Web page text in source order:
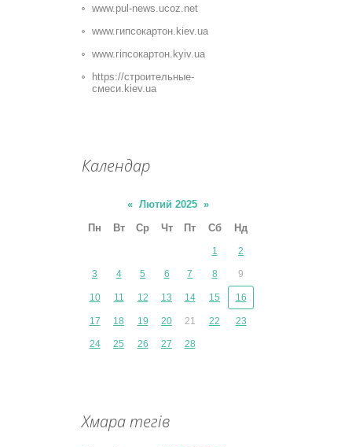
www.pul-news.ucoz.net
www.гипсокартон.kiev.ua
www.гіпсокартон.kyiv.ua
https://строительные-
смеси.kiev.ua
Календар
« Лютий 2025 »
Пн
Вт Ср Чт Пт Сб Нд
1 2
3 4 5 6 7 8 9
10 11 12 13 14 15 16
17 18 19 20 21 22 23
24 25 26 27 28
Хмара тегів